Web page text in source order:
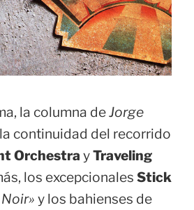
la columna deJorge
continuidad del recorrido
Orchestra yTraveling
los excepcionales Stick
y los bahienses de